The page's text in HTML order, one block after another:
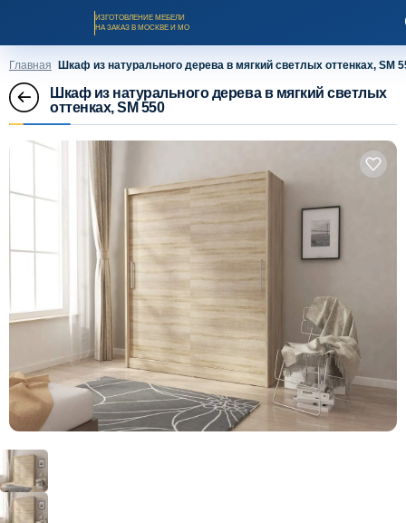
ИЗГОТОВЛЕНИЕ МЕБЕЛИ
НА ЗАКАЗ В МОСКВЕ И МО
Каталог мебели на заказ
Оплата и доставка
Рассрочка и кредит
Акции и скидки
Главная Шкаф из натурального дерева в мягкий светлых оттенках, SM
Шкаф из натурального дерева в мягкий светлых
оттенках, SM 550